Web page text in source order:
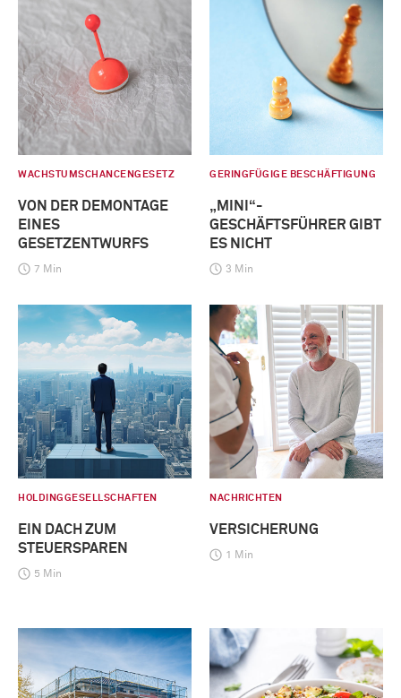
WACHSTUMSCHANCENGESETZ
VON DER DEMONTAGE
EINES
GESETZENTWURFS
7 Min
GERINGFÜGIGE BESCHÄFTIGUNG
„MINI“-
GESCHÄFTSFÜHRER GIBT
ES NICHT
3 Min
HOLDINGGESELLSCHAFTEN
EIN DACH ZUM
STEUERSPAREN
5 Min
NACHRICHTEN
VERSICHERUNG
1 Min